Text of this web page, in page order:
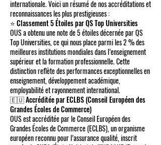
internationale. Voici un résumé de nos accréditations et
reconnaissances les plus prestigieuses :
⭐ Classement 5 Étoiles par QS Top Universities
OUS a obtenu une note de 5 étoiles décernée par QS
Top Universities, ce qui nous place parmi les 2 % des
meilleures institutions mondiales dans l’enseignement
supérieur et la formation professionnelle. Cette
distinction reflète des performances exceptionnelles en
enseignement, développement académique,
employabilité et rayonnement international.
🇪🇺 Accréditée par ECLBS (Conseil Européen des
Grandes Écoles de Commerce)
OUS est accréditée par le Conseil Européen des
Grandes Écoles de Commerce (ECLBS), un organisme
européen reconnu pour l’assurance qualité, inscrit